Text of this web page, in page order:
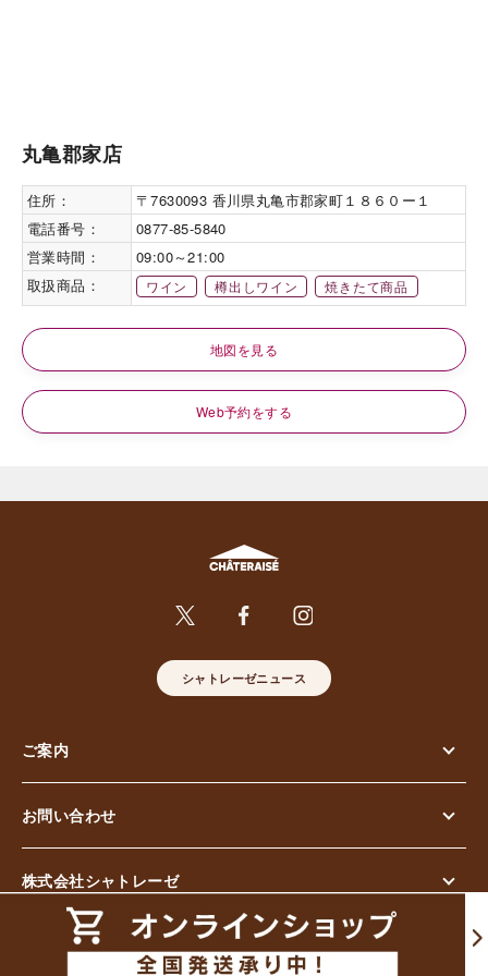
丸亀郡家店
住所：
〒7630093 香川県丸亀市郡家町１８６０ー１
電話番号：
0877-85-5840
営業時間：
09:00～21:00
取扱商品：
ワイン 樽出しワイン 焼きたて商品
地図を見る
Web予約をする
シャトレーゼニュース
ご案内
お問い合わせ
株式会社シャトレーゼ
© Chateraise Co.,Ltd. All Rights Reserved.